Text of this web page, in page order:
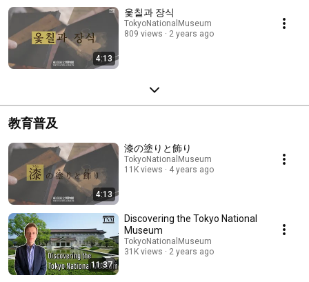
4:13
옻칠과 장식
TokyoNationalMuseum
809 views
2 years ago
教育普及
4:13
漆の塗りと飾り
TokyoNationalMuseum
11K views
4 years ago
11:37
Discovering the Tokyo National
Museum
TokyoNationalMuseum
31K views
2 years ago